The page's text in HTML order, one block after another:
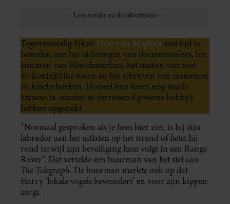
Tegenwoordig lijken Harry en Meghan veel tijd te
besteden aan het uitbrengen van documentaires, het
lanceren van lifestylemerken, het maken van niet-
zo-koninklijke tours, en het schrijven van memoires
en kinderboeken. Hoewel hun leven nog steeds
luxueus is, zouden ze verrassend gewone hobby’s
hebben opgepakt.
“Normaal gesproken als je hem hier ziet, is hij zijn
labrador aan het uitlaten op het strand of fietst hij
rond terwijl zijn beveiliging hem volgt in een Range
Rover”. Dat vertelde een buurman van het stel aan
The Telegraph. De buurman merkte ook op dat
Harry ‘lokale vogels bewondert’ en voor zijn kippen
zorgt.